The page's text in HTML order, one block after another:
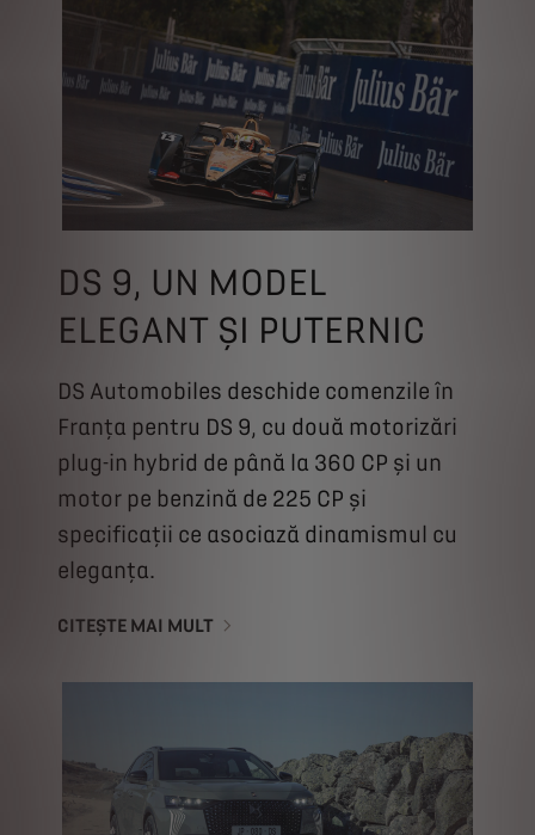
DS 9, UN MODEL
ELEGANT ȘI PUTERNIC
DS Automobiles deschide comenzile în
Franța pentru DS 9, cu două motorizări
plug-in hybrid de până la 360 CP și un
motor pe benzină de 225 CP și
specificații ce asociază dinamismul cu
eleganța.
CITEȘTE MAI MULT